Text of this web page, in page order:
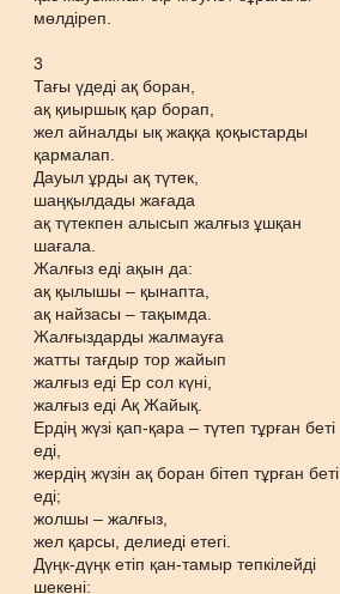
мөлдіреп.
3
Тағы үдеді ақ боран,
ақ қиыршық қар борап,
жел айналды ық жаққа қоқыстарды
қармалап.
Дауыл ұрды ақ түтек,
шаңқылдады жағада
ақ түтекпен алысып жалғыз ұшқан
шағала.
Жалғыз еді ақын да:
ақ қылышы – қынапта,
ақ найзасы – тақымда.
Жалғыздарды жалмауға
жатты тағдыр тор жайып
жалғыз еді Ер сол күні,
жалғыз еді Ақ Жайық.
Ердің жүзі қап-қара – түтеп тұрған беті
еді,
жердің жүзін ақ боран бітеп тұрған беті
еді;
жолшы – жалғыз,
жел қарсы, делиеді етегі.
Дүңк-дүңк етіп қан-тамыр тепкілейді
шекені: